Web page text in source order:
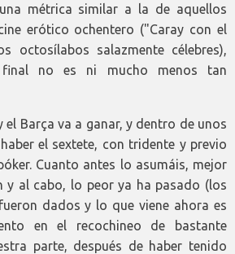
métrica similar a la de aquellos
erótico ochentero ("Caray con el
octosílabos salazmente célebres),
no es ni mucho menos tan
el Barça va a ganar, y dentro de unos
el sextete, con tridente y previo
Cuanto antes lo asumáis, mejor
y al cabo, lo peor ya ha pasado (los
dados y lo que viene ahora es
en el recochineo de bastante
parte, después de haber tenido